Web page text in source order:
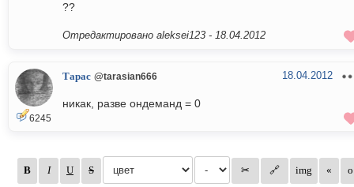
??
Отредактировано aleksei123 - 18.04.2012
6245
Тарас @tarasian666 18.04.2012
никак, разве ондеманд = 0